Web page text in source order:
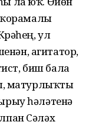
ҡорамалы
ул
агитатор,
биш бала
матурлыҡты
һәләтенә
Сәләх